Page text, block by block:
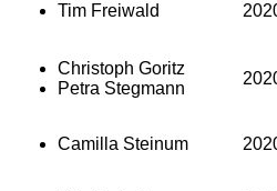
Tim Freiwald
Christoph Goritz
Petra Stegmann
Camilla Steinum